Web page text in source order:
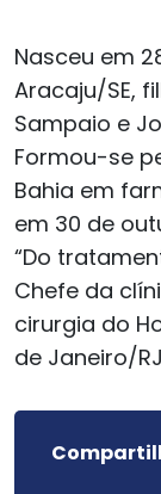
Nasceu em
Aracaju/SE,
Sampaio e
Formou-se
Bahia em
em 30 de
“Do
Chefe da
cirurgia do
de Janeiro/